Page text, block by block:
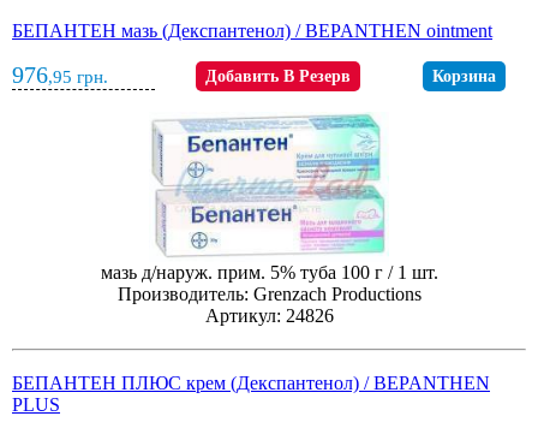
БЕПАНТЕН мазь (Декспантенол) / BEPANTHEN ointment
976,95 грн. Добавить В Резерв Корзина
мазь д/наруж. прим. 5% туба 100 г / 1 шт.
Производитель: Grenzach Productions
Артикул: 24826
БЕПАНТЕН ПЛЮС крем (Декспантенол) / BEPANTHEN
PLUS